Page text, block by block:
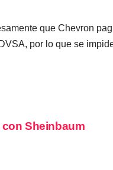
que Chevron
por lo que se
Sheinbaum